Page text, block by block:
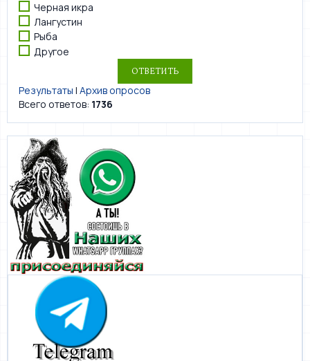
Черная икра
Лангустин
Рыба
Другое
Результаты | Архив опросов
Всего ответов: 1736